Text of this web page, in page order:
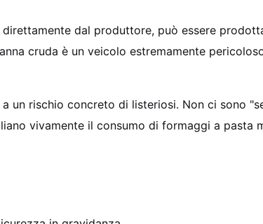
dal produttore, può essere
cruda è un veicolo estremamente
un rischio concreto di listeriosi. Non ci sono
vivamente il consumo di formaggi a